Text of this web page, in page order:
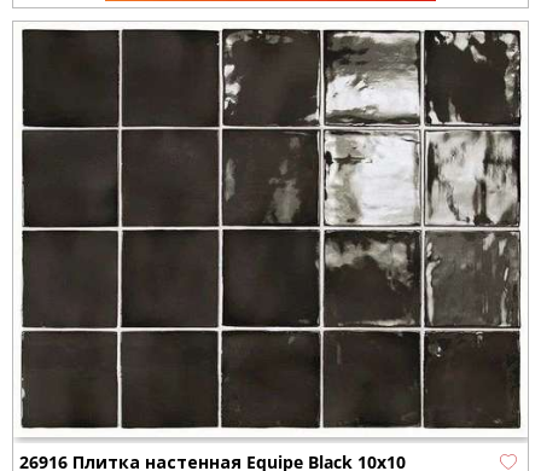
26916 Плитка настенная Equipe Black 10x10